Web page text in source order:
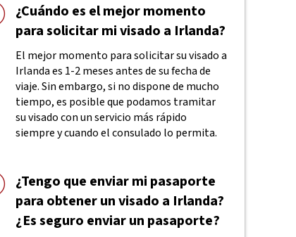
¿Cuándo es el mejor momento
para solicitar mi visado a Irlanda?
El mejor momento para solicitar su visado a
Irlanda es 1-2 meses antes de su fecha de
viaje. Sin embargo, si no dispone de mucho
tiempo, es posible que podamos tramitar
su visado con un servicio más rápido
siempre y cuando el consulado lo permita.
¿Tengo que enviar mi pasaporte
para obtener un visado a Irlanda?
¿Es seguro enviar un pasaporte?